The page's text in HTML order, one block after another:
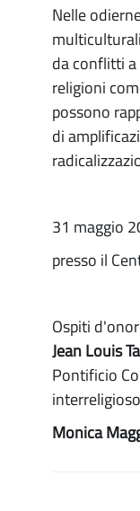
Nelle
da conflitti
religioni
possono
di
31 maggio
presso il
Ospiti
Jean Louis
Pontificio
Monica